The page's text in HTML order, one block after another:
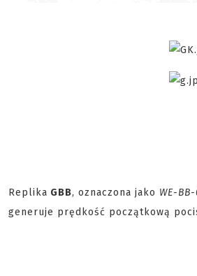
Replika GBB, oznaczona jako WE-
generuje prędkość początkową